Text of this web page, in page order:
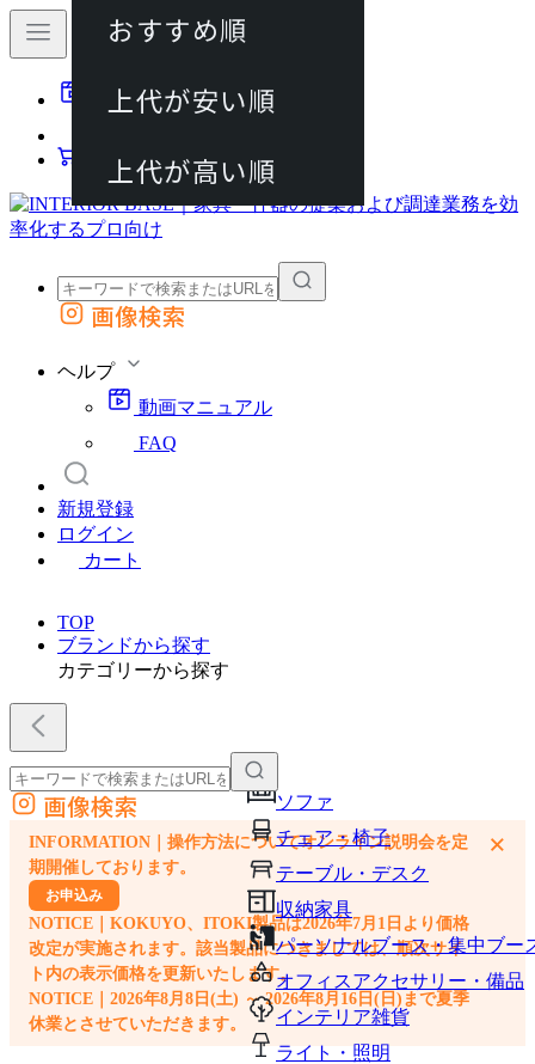
動画マニュアル
カート
外部サイトの商品をカートに追加
画像検索
ヘルプ
動画マニュアル
FAQ
新規登録
ログイン
カート
TOP
ブランドから探す
カテゴリーから探す
ソファ
チェア・椅子
テーブル・デスク
収納家具
パーソナルブース・集中ブー
オフィスアクセサリー・備品
インテリア雑貨
ライト・照明
外部サイトの商品をカートに追加
他のサイトで見つけた商品ページのURLを貼り付けて、カートに追加できます
画像検索
INFORMATION｜操作方法についてオンライン説明会を定
期開催しております。
お申込み
NOTICE｜KOKUYO、ITOKI製品は2026年7月1日より価格
改定が実施されます。該当製品につきましては、順次サイ
ト内の表示価格を更新いたします。
NOTICE｜2026年8月8日(土) ～ 2026年8月16日(日)まで夏季
休業とさせていただきます。
×
おすすめ順
上代が安い順
上代が高い順